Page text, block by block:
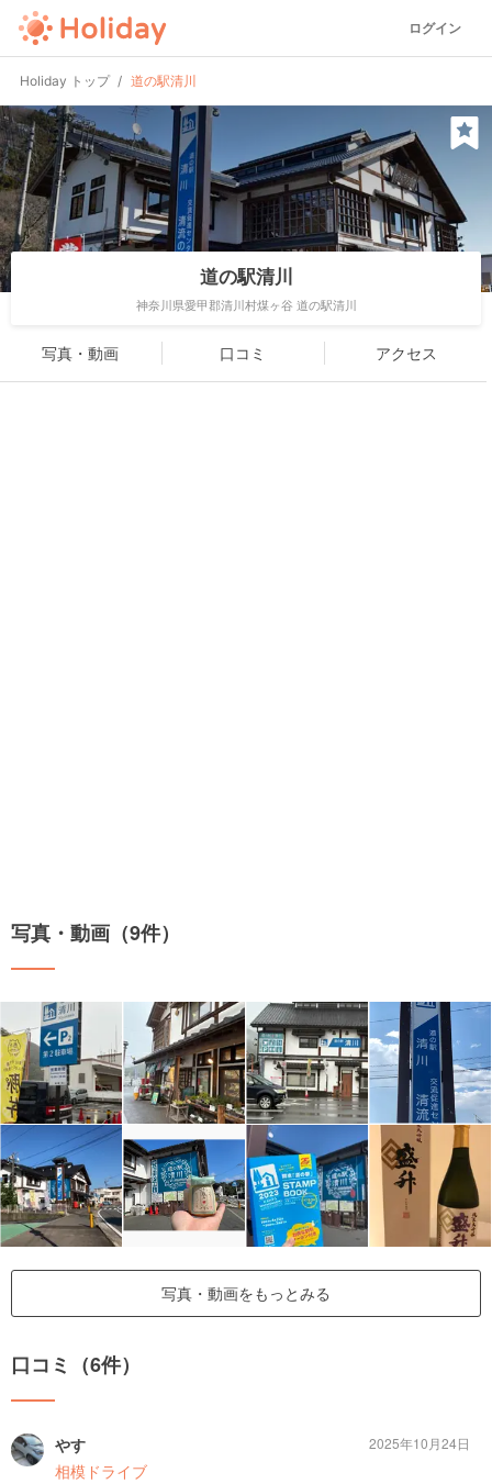
ログイン
Holiday トップ 道の駅清川
道の駅清川
神奈川県愛甲郡清川村煤ヶ谷 道の駅清川
写真・動画 口コミ アクセス
写真・動画（9件）
写真・動画をもっとみる
口コミ（6件）
やす
相模ドライブ
2025年10月24日